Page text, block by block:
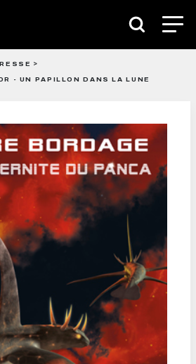
- UN PAPILLON DANS LA LUNE